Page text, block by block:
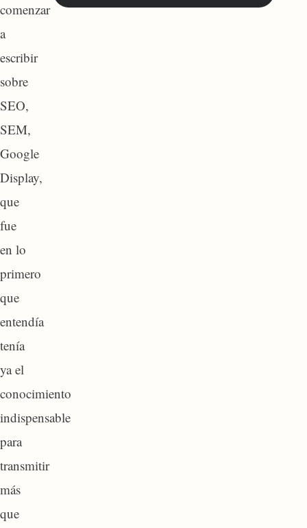
comenzar
a
escribir
sobre
SEO,
SEM,
Google
Display,
que
fue
en lo
primero
que
entendía
tenía
ya el
conocimiento
indispensable
para
transmitir
más
que